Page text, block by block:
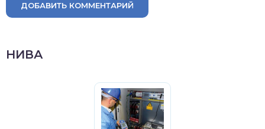
ДОБАВИТЬ КОММЕНТАРИЙ
НИВА